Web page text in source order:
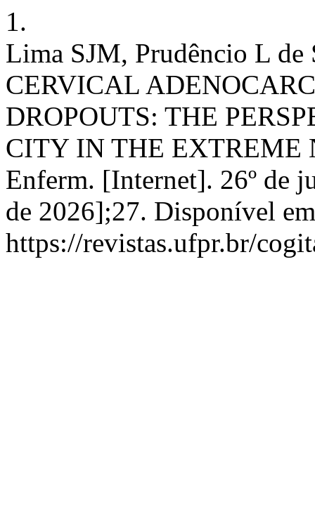
1.
Lima SJM, Prudêncio L de
CERVICAL
DROPOUTS: THE
CITY IN THE EXTREME
Enferm. [Internet]. 26º de
de 2026];27. Disponível
https://revistas.ufpr.br/